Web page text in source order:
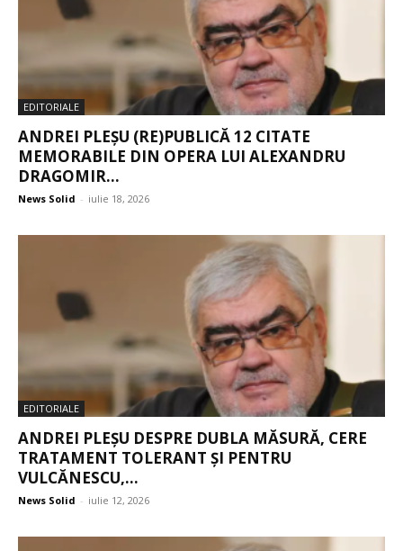
EDITORIALE
ANDREI PLEȘU (RE)PUBLICĂ 12 CITATE
MEMORABILE DIN OPERA LUI ALEXANDRU
DRAGOMIR...
News Solid - iulie 18, 2026
EDITORIALE
ANDREI PLEȘU DESPRE DUBLA MĂSURĂ, CERE
TRATAMENT TOLERANT ȘI PENTRU
VULCĂNESCU,...
News Solid - iulie 12, 2026